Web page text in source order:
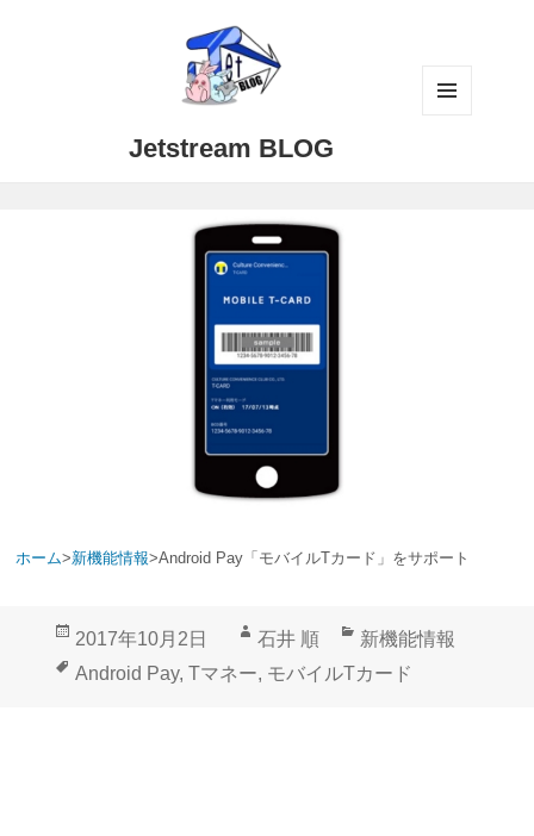
Jetstream BLOG
ホーム>新機能情報>Android Pay「モバイルTカード」をサポート
投
稿
2017年10月2日
作
成
石井 順
カ
テ
新機能情報
タ
Android Pay, Tマネー, モバイルTカード